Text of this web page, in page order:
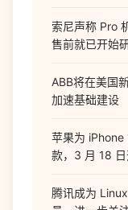
索尼声称 Pro
售前就已开始
ABB将在美国
加速基础建设
苹果为 iPhone
款，3 月 18 日
腾讯成为